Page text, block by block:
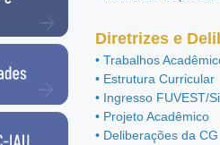
Diretrizes e
• Trabalhos
• Estrutura Curricular
• Ingresso FUVEST/
• Projeto Acadêmico
• Deliberações da CG